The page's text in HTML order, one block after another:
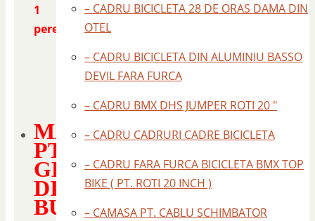
1
pereche
MANSOANE
PT
GHIDON
DIN
BURETE
– CADRU BICICLETA 28 DE ORAS DAMA DIN
OTEL
– CADRU BICICLETA DIN ALUMINIU BASSO
DEVIL FARA FURCA
– CADRU BMX DHS JUMPER ROTI 20 "
– CADRU CADRURI CADRE BICICLETA
– CADRU FARA FURCA BICICLETA BMX TOP
BIKE ( PT. ROTI 20 INCH )
– CAMASA PT. CABLU SCHIMBATOR